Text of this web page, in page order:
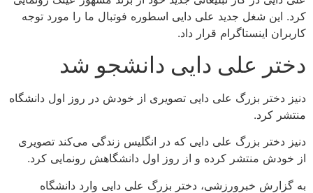
کرد. این شغل جدید علی دایی اسطوره فوتبال ما را مورد توجه
کاربران اینستاگرام قرار داد.
دختر علی دایی دانشجو شد
دنیز دختر بزرگ علی دایی تصویری از خودش در روز اول دانشگاه
منتشر کرد.
دنیز دختر بزرگ علی دایی که در انگلیس زندگی می‌کند تصویری
از خودش منتشر کرده و از روز اول دانشگاهش رونمایی کرد.
به گزارش خبرورزشی، دختر بزرگ علی دایی وارد دانشگاه